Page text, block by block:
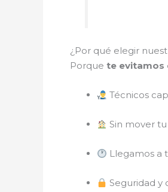
¿Por qué elegir
Porque te evitamos
Técnicos
Sin mover
Llegamos a
Seguridad y